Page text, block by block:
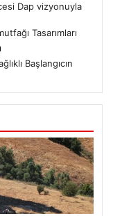
Dap vizyonuyla
Tasarımları
Başlangıcın